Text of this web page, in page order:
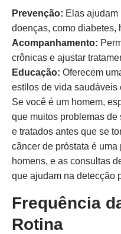
Prevenção: Elas ajudam
doenças, como diabetes,
Acompanhamento:
crônicas e ajustar
Educação: Oferecem
estilos de vida saudáveis
Se você é um homem,
que muitos problemas
e tratados antes que se
câncer de próstata é
homens, e as consultas
que ajudam na detecção
Frequência
Rotina